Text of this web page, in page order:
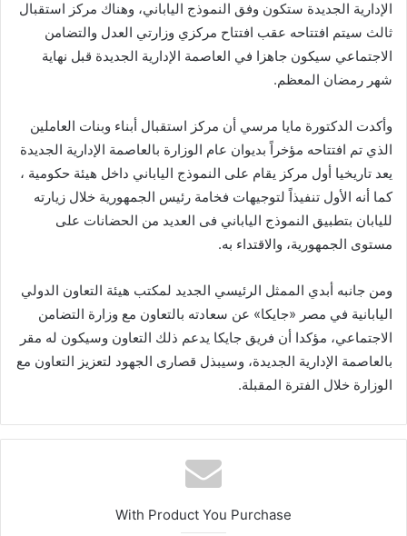
الإدارية الجديدة ستكون وفق النموذج الياباني، وهناك مركز استقبال
ثالث سيتم افتتاحه عقب افتتاح مركزي وزارتي العدل والتضامن
الاجتماعي سيكون جاهزا في العاصمة الإدارية الجديدة قبل نهاية
شهر رمضان المعظم.
وأكدت الدكتورة مايا مرسي أن مركز استقبال أبناء وبنات العاملين
الذي تم افتتاحه مؤخراً بديوان عام الوزارة بالعاصمة الإدارية الجديدة
يعد تاريخيا أول مركز يقام على النموذج الياباني داخل هيئة حكومية ،
كما أنه الأول تنفيذاً لتوجيهات فخامة رئيس الجمهورية خلال زيارته
لليابان بتطبيق النموذج الياباني فى العديد من الحضانات على
مستوى الجمهورية، والاقتداء به.
ومن جانبه أبدي الممثل الرئيسي الجديد لمكتب هيئة التعاون الدولي
اليابانية في مصر «جايكا» عن سعادته بالتعاون مع وزارة التضامن
الاجتماعي، مؤكدا أن فريق جايكا يدعم ذلك التعاون وسيكون له مقر
بالعاصمة الإدارية الجديدة، وسيبذل قصارى الجهود لتعزيز التعاون مع
الوزارة خلال الفترة المقبلة.
With Product You Purchase